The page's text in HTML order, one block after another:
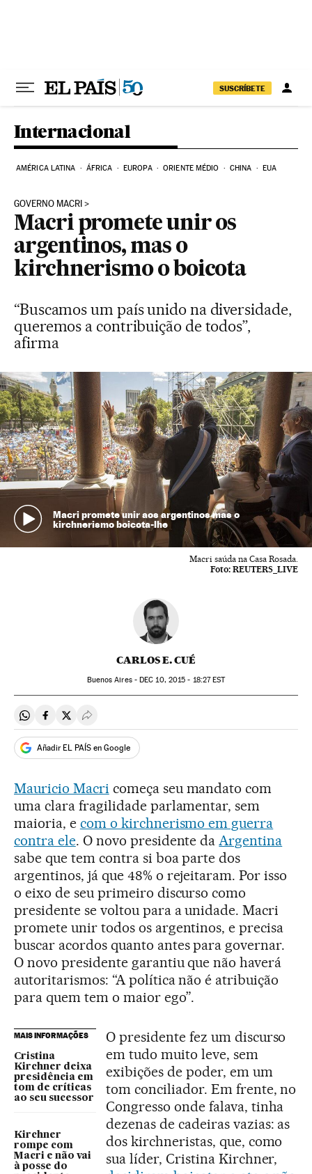
SUSCRÍBETE
Internacional
AMÉRICA LATINA ÁFRICA EUROPA ORIENTE MÉDIO CHINA EUA
GOVERNO MACRI
Macri promete unir os
argentinos, mas o
kirchnerismo o boicota
“Buscamos um país unido na diversidade,
queremos a contribuição de todos”,
afirma
Macri promete unir aos argentinos mas o
kirchnerismo boicota-lhe
Macri saúda na Casa Rosada.
Foto: REUTERS_LIVE
CARLOS E. CUÉ
Buenos Aires -DEC 10, 2015 - 18:27EST
Compartir en Whatsapp
Compartir en Facebook
Compartir en Twitter
Desplegar Redes Sociales
Añadir EL PAÍS en Google
Mauricio Macri começa seu mandato com
uma clara fragilidade parlamentar, sem
maioria, e com o kirchnerismo em guerra
contra ele. O novo presidente daArgentina
sabe que tem contra si boa parte dos
argentinos, já que 48% o rejeitaram. Por isso
o eixo de seu primeiro discurso como
presidente se voltou para a unidade. Macri
promete unir todos os argentinos, e precisa
buscar acordos quanto antes para governar.
O novo presidente garantiu que não haverá
autoritarismos: “A política não é atribuição
para quem tem o maior ego”.
MAIS INFORMAÇÕES
Cristina
Kirchner deixa
presidência em
tom de críticas
ao seu sucessor
Kirchner
rompe com
Macri e não vai
à posse do
O presidente fez um discurso
em tudo muito leve, sem
exibições de poder, em um
tom conciliador. Em frente, no
Congresso onde falava, tinha
dezenas de cadeiras vazias: as
dos kirchneristas, que, como
sua líder, Cristina Kirchner,